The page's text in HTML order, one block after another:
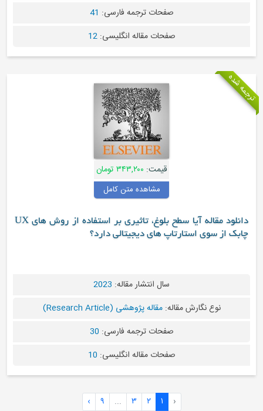
صفحات ترجمه فارسی:41
صفحات مقاله انگلیسی: 12
۳۴۳,۲۰۰ تومان
مشاهده متن کامل
دانلود مقاله آیا سطح بلوغ، تاثیری بر استفاده از روش های UX
سوی استارتاپ های دیجیتالی دارد؟
سال انتشار مقاله:2023
نوع نگارش مقاله:مقاله پژوهشی (Research Article)
صفحات ترجمه فارسی:30
صفحات مقاله انگلیسی: 10
... ۹